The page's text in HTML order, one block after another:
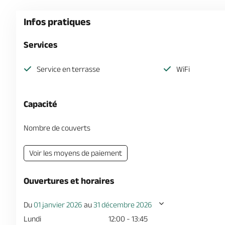
Infos pratiques
Services
Service en terrasse WiFi
Capacité
Nombre de couverts
Voir les moyens de paiement
Ouvertures et horaires
Du 01 janvier 2026 au31 décembre 2026
Lundi
12:00 - 13:45